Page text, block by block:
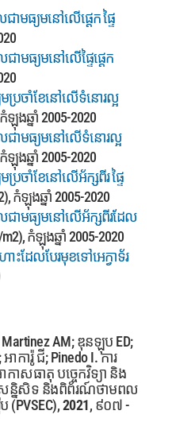
ាមធ្យមនៅលើផ្ដេក ផ្ទៃ
ជាមធ្យមនៅលើផ្ទៃផ្ដេក
ប្រចាំខែនៅលើទំនោរល្អ
ឡុងឆ្នាំ 2005-2020
លជាមធ្យមនៅលើទំនោរល្អ
ឡុងឆ្នាំ 2005-2020
រចាំខែនៅលើអ័ក្សពីរ ផ្ទៃ
កំឡុងឆ្នាំ 2005-2020
លជាមធ្យមនៅលើអ័ក្សពីរដែល
កំឡុងឆ្នាំ 2005-2020
ដែលបែរមុខទៅអេក្វាទ័រ
Martinez AM; ឌុនឡុប ED;
ាការ៉ូ ជី; Pinedo I. ការ
ាកាសធាតុ បច្ចេកវិទ្យា និង
ន្និសិទ និងពិព័រណ៍ថាមពល
(PVSEC),2021, ៩០៧ -